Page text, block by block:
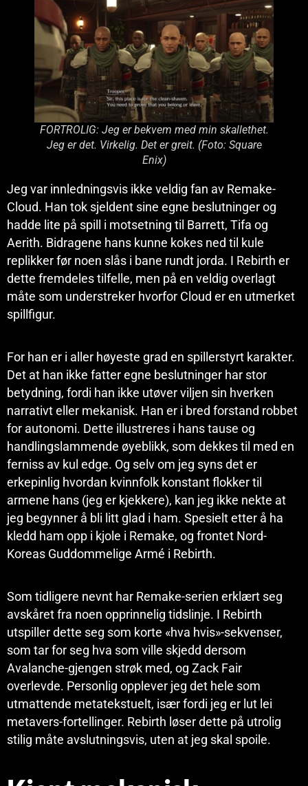
FORTROLIG: Jeg er bekvem med min skallethet.
Jeg er det. Virkelig. Det er greit. (Foto: Square
Enix)
Jeg var innledningsvis ikke veldig fan av Remake-
Cloud. Han tok sjeldent sine egne beslutninger og
hadde lite på spill i motsetning til Barrett, Tifa og
Aerith. Bidragene hans kunne kokes ned til kule
replikker før noen slås i bane rundt jorda. I Rebirth er
dette fremdeles tilfelle, men på en veldig overlagt
måte som understreker hvorfor Cloud er en utmerket
spillfigur.
For han er i aller høyeste grad en spillerstyrt karakter.
Det at han ikke fatter egne beslutninger har stor
betydning, fordi han ikke utøver viljen sin hverken
narrativt eller mekanisk. Han er i bred forstand robbet
for autonomi. Dette illustreres i hans tause og
handlingslammende øyeblikk, som dekkes til med en
ferniss av kul edge. Og selv om jeg syns det er
erkepinlig hvordan kvinnfolk konstant flokker til
armene hans (jeg er kjekkere), kan jeg ikke nekte at
jeg begynner å bli litt glad i ham. Spesielt etter å ha
kledd ham opp i kjole i Remake, og frontet Nord-
Koreas Guddommelige Armé i Rebirth.
Som tidligere nevnt har Remake-serien erklært seg
avskåret fra noen opprinnelig tidslinje. I Rebirth
utspiller dette seg som korte «hva hvis»-sekvenser,
som tar for seg hva som ville skjedd dersom
Avalanche-gjengen strøk med, og Zack Fair
overlevde. Personlig opplever jeg det hele som
utmattende metatekstuelt, især fordi jeg er lut lei
metavers-fortellinger. Rebirth løser dette på utrolig
stilig måte avslutningsvis, uten at jeg skal spoile.